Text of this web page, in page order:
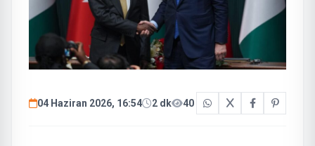
04 Haziran 2026, 16:54 2 dk 40